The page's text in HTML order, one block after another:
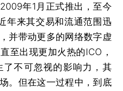
年1月正式推出，至今
年来其交易和流通范围迅
并带动更多的网络数字虚
至出现更加火热的ICO，
不可忽视的影响力，其
。但在这一过程中，到底